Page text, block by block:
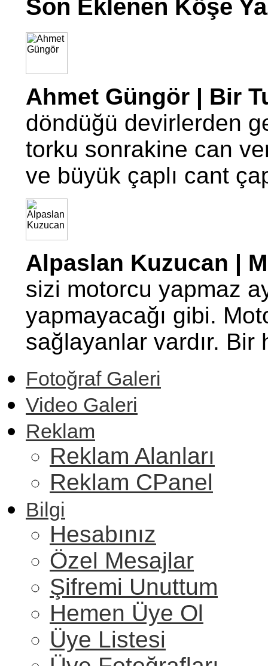
Son Eklenen Köşe
Ahmet Güngör | Bir
döndüğü devirlerden
torku sonrakine can
ve büyük çaplı cant
Alpaslan Kuzucan |
sizi motorcu yapmaz
yapmayacağı gibi.
sağlayanlar vardır.
Fotoğraf Galeri
Video Galeri
Reklam
Reklam Alanları
Reklam CPanel
Bilgi
Hesabınız
Özel Mesajlar
Şifremi Unuttum
Hemen Üye Ol
Üye Listesi